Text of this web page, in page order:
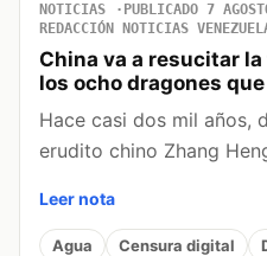
NOTICIAS PUBLICADO 7
REDACCIÓN NOTICIAS
China va a resucitar
los ocho dragones
Hace casi dos mil años,
erudito chino Zhang
Leer nota
Agua Censura digital